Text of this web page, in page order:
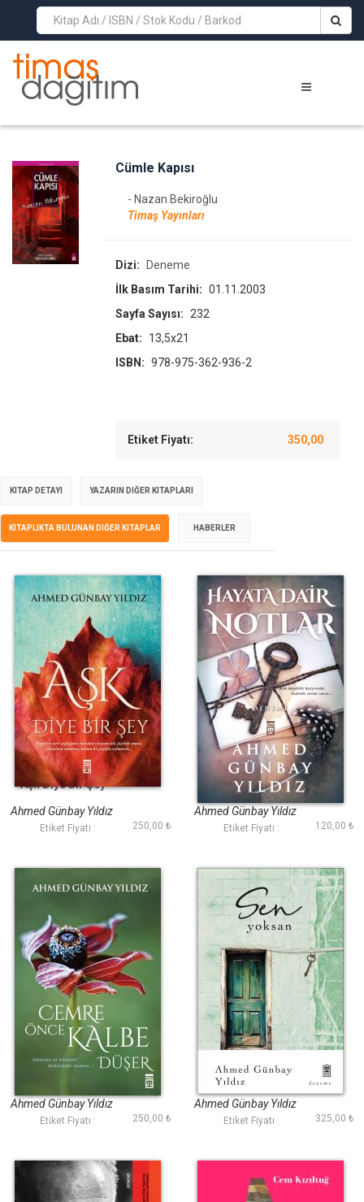
>
Cümle Kapısı
- Nazan Bekiroğlu
Timaş Yayınları
Dizi:
Deneme
İlk Basım Tarihi: 01.11.2003
Sayfa Sayısı:
232
Ebat:
13,5x21
ISBN: 978-975-362-936-2
Etiket Fiyatı: 350,00
KITAP DETAYI YAZARIN DIĞER KITAPLARI
KITAPLIKTA BULUNAN DIĞER KITAPLAR HABERLER
Aşk Diye Bir Şey
Ahmed Günbay Yıldız
Etiket Fiyatı : 250,00 ₺
Hayata Dair Notlar
Ahmed Günbay Yıldız
Etiket Fiyatı : 120,00 ₺
Ahmed Günbay Yıldız
Etiket Fiyatı : 250,00 ₺
Sen Yoksan
Ahmed Günbay Yıldız
Etiket Fiyatı : 325,00 ₺